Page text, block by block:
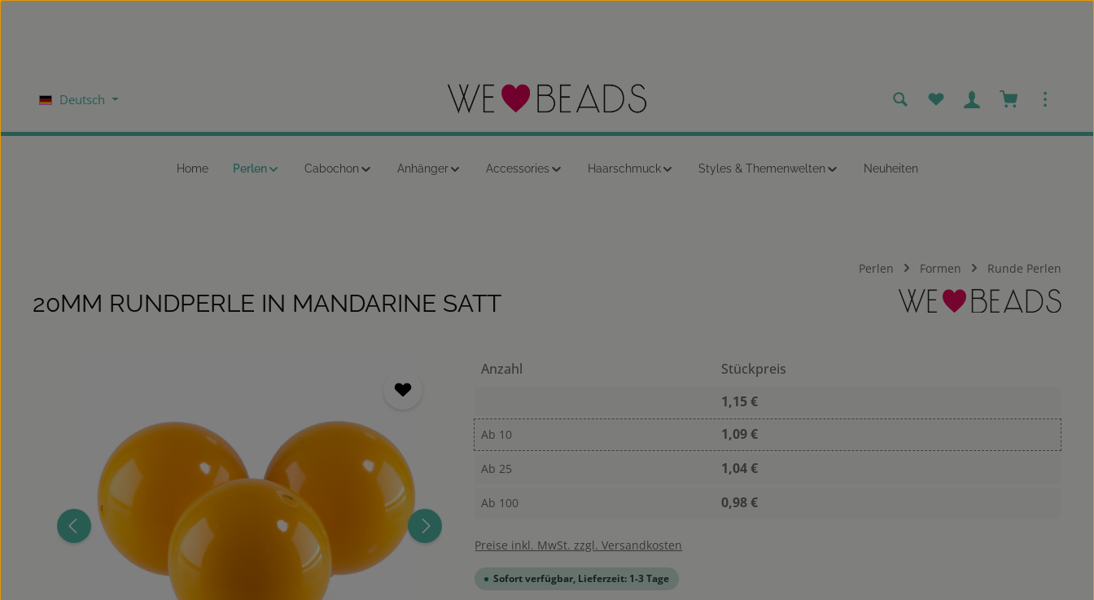
Deutsch Du hast 0 Produkte auf
Warenkorb
Home Perlen Cabochon Anhänger Accessories Haarschmuck Styles & Themenwelten Neuheiten
Perlen Formen Runde Perlen
20MM RUNDPERLE IN MANDARINE SATT
Anzahl
Stückpreis
1,15 €
Ab 10 1,09 €
Ab 25 1,04 €
Ab 100 0,98 €
Preise inkl. MwSt. zzgl. Versandkosten
Sofort verfügbar, Lieferzeit: 1-3 Tage